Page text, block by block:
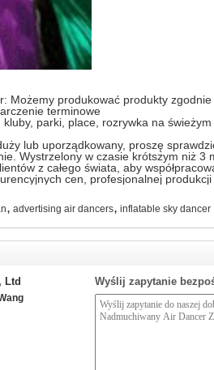
Możemy produkować produkty
terminowe
parki, place, rozrywka na
lub uporządkowany, proszę
Wystrzelony w czasie krótszym niż 3
z całego świata, aby
cen, profesjonalnej produkcji
, advertising air dancers, inflatable sky dancer
Ltd Wyślij zapytanie